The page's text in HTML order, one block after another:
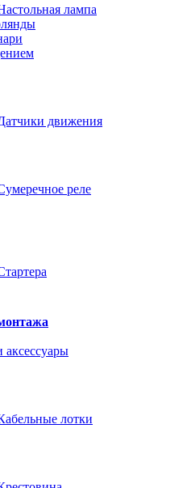
лампа
движения
реле
аксессуары
лотки